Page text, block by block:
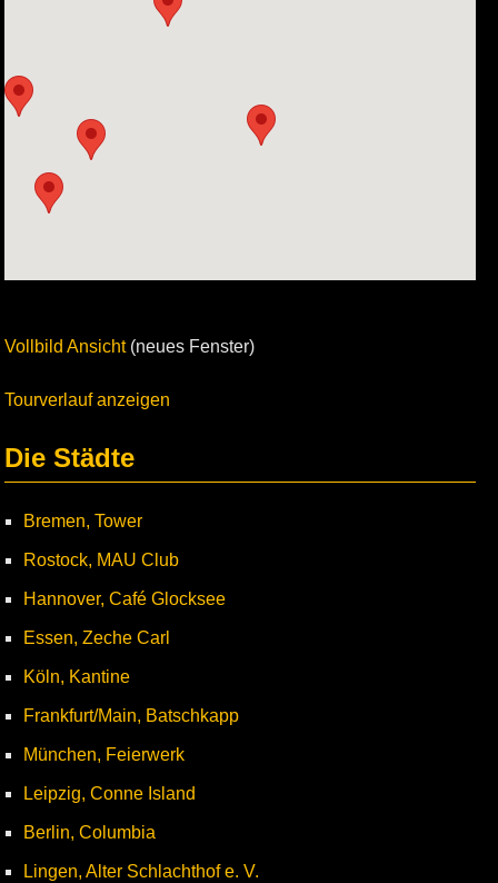
Vollbild Ansicht(neues Fenster)
Tourverlauf anzeigen
Die Städte
Bremen, Tower
Rostock, MAU Club
Hannover, Café Glocksee
Essen, Zeche Carl
Köln, Kantine
Frankfurt/Main, Batschkapp
München, Feierwerk
Leipzig, Conne Island
Berlin, Columbia
Lingen, Alter Schlachthof e. V.